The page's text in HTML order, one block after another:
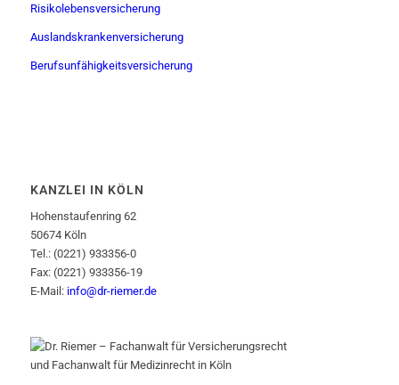
Risikolebensversicherung
Auslandskrankenversicherung
Berufsunfähigkeitsversicherung
KANZLEI IN KÖLN
Hohenstaufenring 62
50674 Köln
Tel.: (0221) 933356-0
Fax: (0221) 933356-19
E-Mail: info@dr-riemer.de